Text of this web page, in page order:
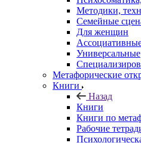
Методики,
Семейные
Для женщин
Универсальные
Метафорические
Книги
Назад
Книги
Книги по
Рабочие